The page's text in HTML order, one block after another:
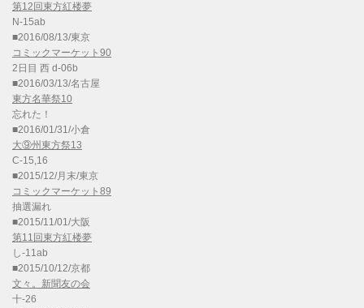
第12回東方紅楼夢
N-15ab
■2016/08/13/東京
コミックマーケット90
2日目 西 d-06b
■2016/03/13/名古屋
東方名華祭10
忘れた！
■2016/01/31/小倉
大⑨州東方祭13
C-15,16
■2015/12/月末/東京
コミックマーケット89
抽選漏れ
■2015/11/01/大阪
第11回東方紅楼夢
し-11ab
■2015/10/12/京都
文々。新聞友の会
十-26